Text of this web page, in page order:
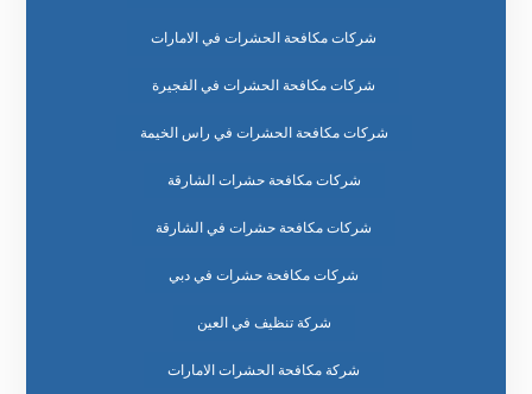
شركات مكافحة الحشرات في الامارات
شركات مكافحة الحشرات في الفجيرة
شركات مكافحة الحشرات في راس الخيمة
شركات مكافحة حشرات الشارقة
شركات مكافحة حشرات في الشارقة
شركات مكافحة حشرات في دبي
شركة تنظيف في العين
شركة مكافحة الحشرات الامارات